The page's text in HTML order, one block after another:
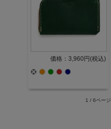
価格：3,960円(税込)
1 / 6ページ